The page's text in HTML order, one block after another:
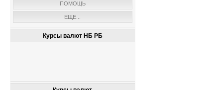
ПОМОЩЬ
ЕЩЕ...
Курсы валют НБ РБ